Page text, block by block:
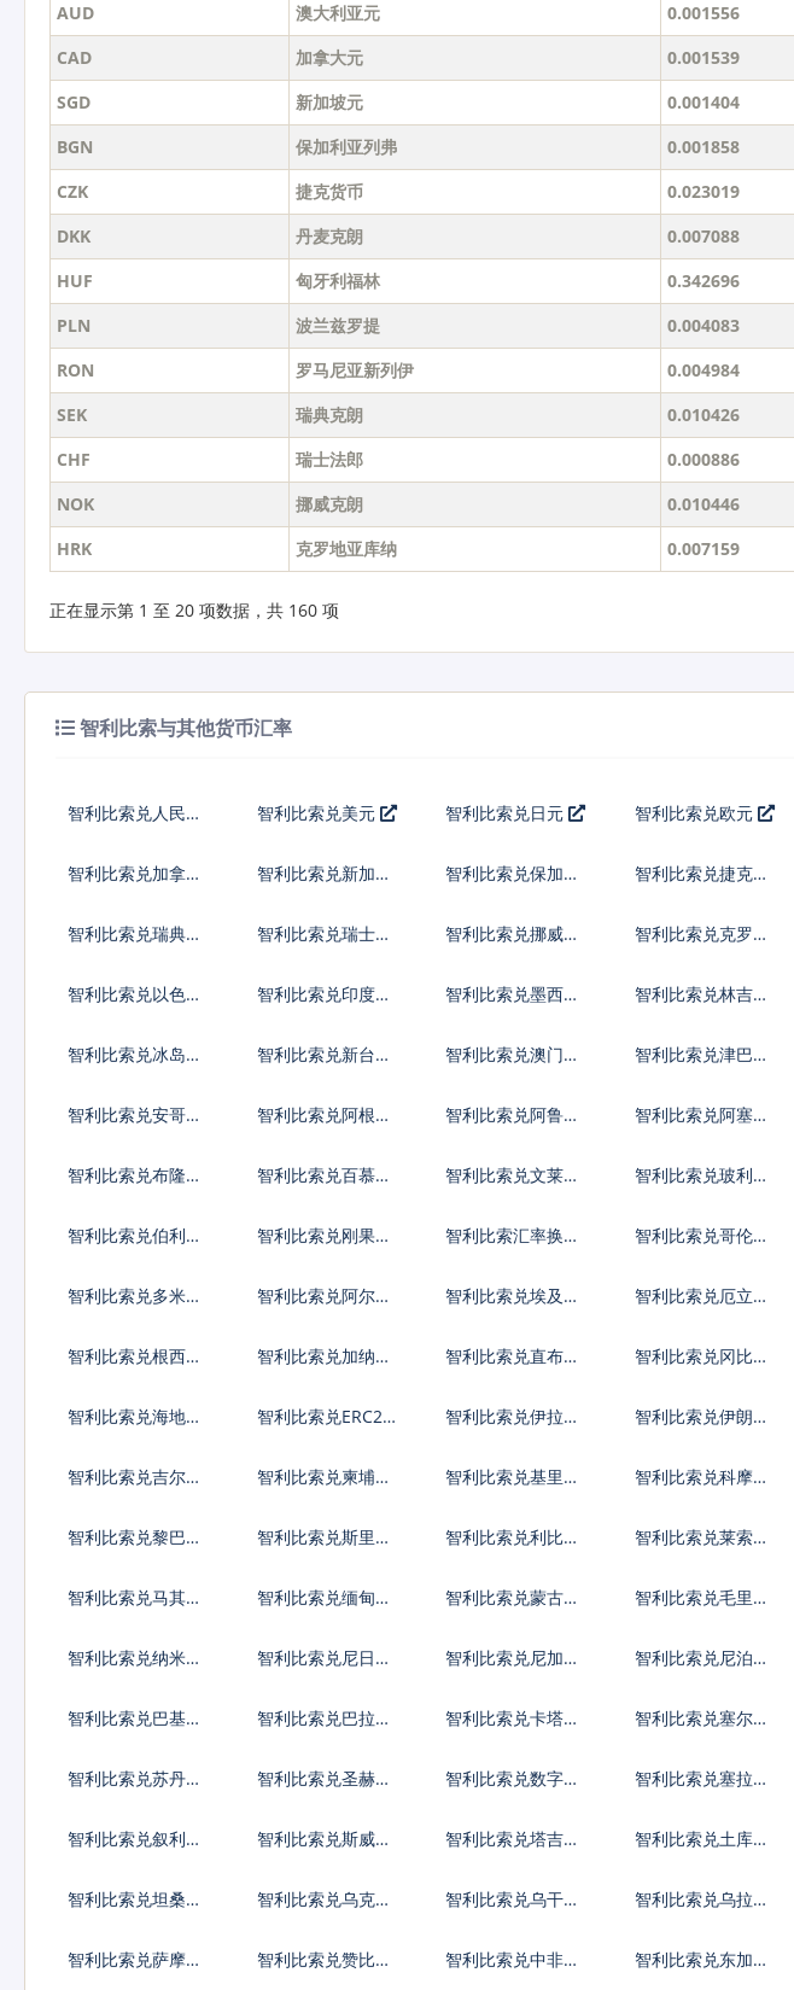
AUD
澳大利亚元 0.001556
CAD
加拿大元 0.001539
SGD
新加坡元 0.001404
BGN
保加利亚列弗 0.001858
CZK
捷克货币 0.023019
DKK
丹麦克朗 0.007088
HUF
匈牙利福林 0.342696
PLN
波兰兹罗提 0.004083
RON
罗马尼亚新列伊 0.004984
SEK
瑞典克朗 0.010426
CHF
瑞士法郎 0.000886
NOK
挪威克朗 0.010446
HRK
克罗地亚库纳 0.007159
正在显示第 1 至 20 项数据，共 160 项
智利比索与其他货币汇率
智利比索兑人民币 智利比索兑美元 智利比索兑日元 智利比索兑欧元
智利比索兑加拿大
智利比索兑新加坡
智利比索兑保加利
智利比索兑捷克货
智利比索兑瑞典克
智利比索兑瑞士法
智利比索兑挪威克
智利比索兑克罗地
智利比索兑以色列
智利比索兑印度卢
智利比索兑墨西哥
智利比索兑林吉特
智利比索兑冰岛克
智利比索兑新台币 智利比索兑澳门元
智利比索兑津巴布
智利比索兑安哥拉
智利比索兑阿根廷
智利比索兑阿鲁巴
智利比索兑阿塞拜
智利比索兑布隆迪
智利比索兑百慕大
智利比索兑文莱元
智利比索兑玻利维
智利比索兑伯利兹
智利比索兑刚果法
智利比索汇率换算
智利比索兑哥伦比
智利比索兑多米尼
智利比索兑阿尔及
智利比索兑埃及镑
智利比索兑厄立特
智利比索兑根西岛
智利比索兑加纳塞
智利比索兑直布罗
智利比索兑冈比亚
智利比索兑海地古
智利比索兑ERC20
智利比索兑伊拉克
智利比索兑伊朗里
智利比索兑吉尔吉
智利比索兑柬埔寨
智利比索兑基里巴
智利比索兑科摩罗
智利比索兑黎巴嫩
智利比索兑斯里兰
智利比索兑利比里
智利比索兑莱索托
智利比索兑马其顿
智利比索兑缅甸元
智利比索兑蒙古图
智利比索兑毛里塔
智利比索兑纳米比
智利比索兑尼日利
智利比索兑尼加拉
智利比索兑尼泊尔
智利比索兑巴基斯
智利比索兑巴拉圭
智利比索兑卡塔尔
智利比索兑塞尔维
智利比索兑苏丹镑
智利比索兑圣赫勒
智利比索兑数字货
智利比索兑塞拉利
智利比索兑叙利亚
智利比索兑斯威士
智利比索兑塔吉克
智利比索兑土库曼
智利比索兑坦桑尼
智利比索兑乌克兰
智利比索兑乌干达
智利比索兑乌拉圭
智利比索兑萨摩亚 智利比索兑赞比亚 智利比索兑中非共 智利比索兑东加勒